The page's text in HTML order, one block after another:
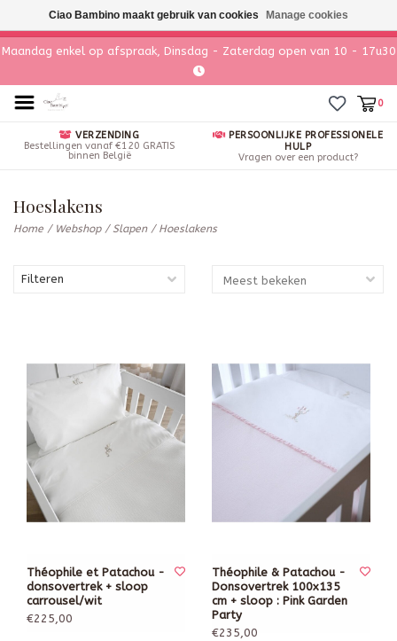
Maandag enkel op afspraak, Dinsdag - Zaterdag open van 10 - 17u30
0
VERZENDING
Bestellingen vanaf €120 GRATIS
binnen België
PERSOONLIJKE PROFESSIONELE
HULP
Vragen over een product?
Hoeslakens
Home / Webshop/ Slapen/ Hoeslakens
Filteren
Théophile et Patachou -
donsovertrek + sloop
carrousel/wit
€225,00
Théophile & Patachou -
Donsovertrek 100x135
cm + sloop : Pink Garden
Party
€235,00
Ciao Bambino maakt gebruik van cookies Manage cookies